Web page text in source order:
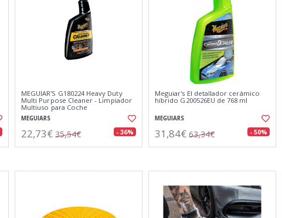
MEGUIAR'S G180224 Heavy Duty
Multi Purpose Cleaner - Limpiador
Multiuso para Coche
MEGUIARS
22,73€ 35,54€ - 36%
Meguiar's El detallador cerámico
híbrido G200526EU de 768 ml
MEGUIARS
31,84€ 63,34€ - 50%